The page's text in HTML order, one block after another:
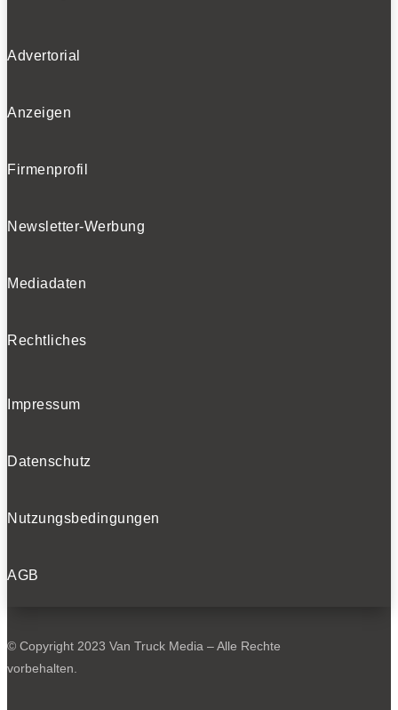
Advertorial
Anzeigen
Firmenprofil
Newsletter-Werbung
Mediadaten
Rechtliches
Impressum
Datenschutz
Nutzungsbedingungen
AGB
© Copyright 2023 Van Truck Media – Alle Rechte
vorbehalten.